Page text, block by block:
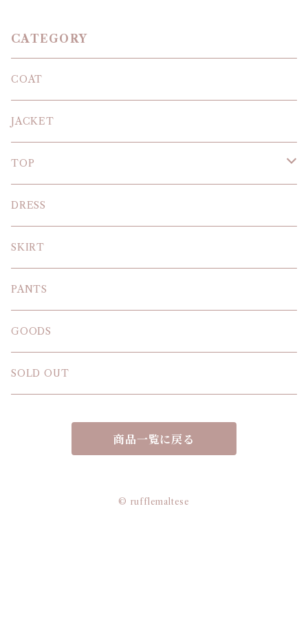
CATEGORY
COAT
JACKET
TOP
KNIT
BLOUSE
T-SHIRT
SWEAT SHIRT
DRESS
SKIRT
PANTS
GOODS
SOLD OUT
商品一覧に戻る
© rufflemaltese